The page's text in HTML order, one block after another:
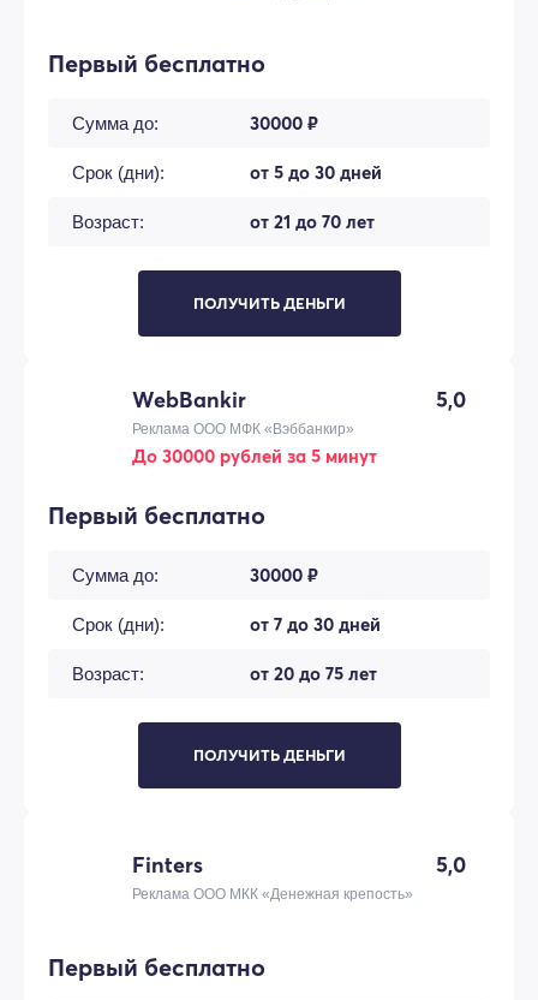
Первый бесплатно
Сумма до: 30000 ₽
Срок (дни): от 5 до 30 дней
Возраст: от 21 до 70 лет
ПОЛУЧИТЬ ДЕНЬГИ
WebBankir 5,0
Реклама ООО МФК «Вэббанкир»
До 30000 рублей за 5 минут
Первый бесплатно
Сумма до: 30000 ₽
Срок (дни): от 7 до 30 дней
Возраст: от 20 до 75 лет
ПОЛУЧИТЬ ДЕНЬГИ
Finters 5,0
Реклама ООО МКК «Денежная крепость»
Первый бесплатно